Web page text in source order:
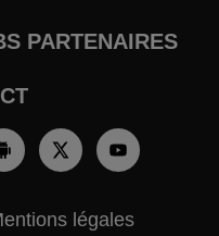
PARTENAIRES
légales